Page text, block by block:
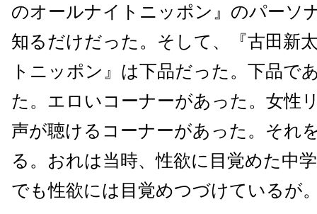
のオールナイトニッポン』のパーソ
知るだけだった。そして、『古田新
トニッポン』は下品だった。下品で
た。エロいコーナーがあった。女性
声が聴けるコーナーがあった。それ
る。おれは当時、性欲に目覚めた中
でも性欲には目覚めつづけているが